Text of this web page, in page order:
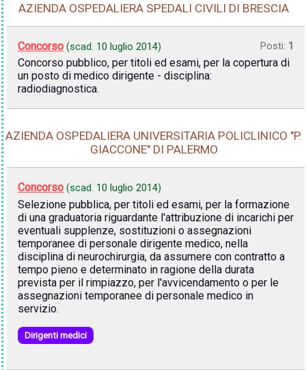
AZIENDA OSPEDALIERA SPEDALI CIVILI DI BRESCIA
Concorso (scad. 10 luglio 2014) Posti: 1
Concorso pubblico, per titoli ed esami, per la copertura di
un posto di medico dirigente - disciplina:
radiodiagnostica.
AZIENDA OSPEDALIERA UNIVERSITARIA POLICLINICO "P.
GIACCONE" DI PALERMO
Concorso (scad. 10 luglio 2014)
Selezione pubblica, per titoli ed esami, per la formazione
di una graduatoria riguardante l'attribuzione di incarichi per
eventuali supplenze, sostituzioni o assegnazioni
temporanee di personale dirigente medico, nella
disciplina di neurochirurgia, da assumere con contratto a
tempo pieno e determinato in ragione della durata
prevista per il rimpiazzo, per l'avvicendamento o per le
assegnazioni temporanee di personale medico in
servizio.
Dirigenti medici